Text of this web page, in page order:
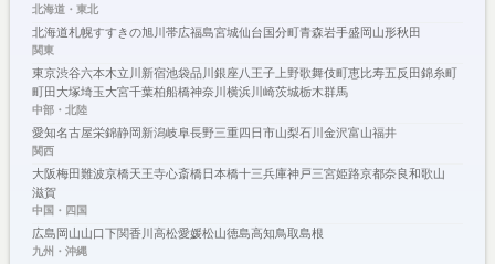
北海道・東北
北海道札幌すすきの旭川帯広福島宮城仙台国分町青森岩手盛岡山形秋田
関東
東京渋谷六本木立川新宿池袋品川銀座 八王子 上野歌舞伎町恵比寿五反田錦糸町
町田大塚埼玉大宮千葉柏船橋神奈川横浜川崎茨城栃木群馬
中部・北陸
愛知名古屋栄錦静岡新潟岐阜長野三重四日市山梨石川金沢富山福井
関西
大阪梅田難波京橋天王寺心斎橋日本橋十三兵庫神戸三宮姫路京都奈良和歌山
滋賀
中国・四国
広島岡山山口下関香川高松愛媛松山徳島高知鳥取島根
九州・沖縄